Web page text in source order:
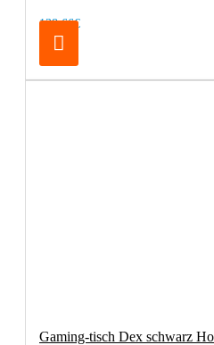
138,66€
Gaming-tisch Dex schwarz